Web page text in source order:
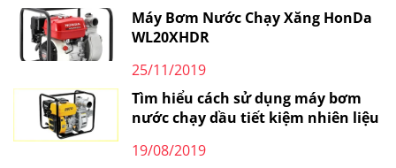
Máy Bơm Nước Chạy Xăng HonDa
WL20XHDR
25/11/2019
Tìm hiểu cách sử dụng máy bơm
nước chạy dầu tiết kiệm nhiên liệu
19/08/2019